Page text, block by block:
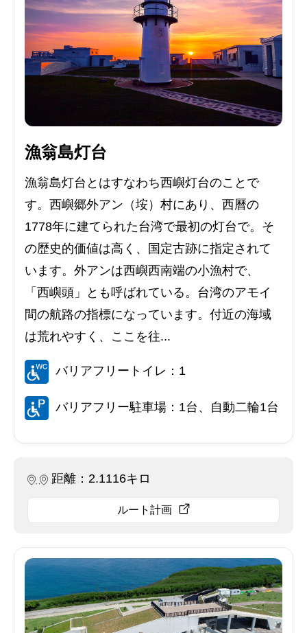
漁翁島灯台
漁翁島灯台とはすなわち西嶼灯台のことで
す。西嶼郷外アン（垵）村にあり、西曆の
1778年に建てられた台湾で最初の灯台で。そ
の歴史的価値は高く、国定古跡に指定されて
います。外アンは西嶼西南端の小漁村で、
「西嶼頭」とも呼ばれている。台湾のアモイ
間の航路の指標になっています。付近の海域
は荒れやすく、ここを往...
バリアフリートイレ：1
バリアフリー駐車場：1台、自動二輪1台
距離：2.1116キロ
ルート計画